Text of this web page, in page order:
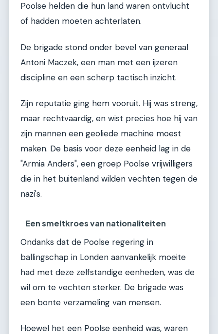
Poolse helden die hun land waren ontvlucht
of hadden moeten achterlaten.
De brigade stond onder bevel van generaal
Antoni Maczek, een man met een ijzeren
discipline en een scherp tactisch inzicht.
Zijn reputatie ging hem vooruit. Hij was streng,
maar rechtvaardig, en wist precies hoe hij van
zijn mannen een geoliede machine moest
maken. De basis voor deze eenheid lag in de
"Armia Anders", een groep Poolse vrijwilligers
die in het buitenland wilden vechten tegen de
nazi's.
Een smeltkroes van nationaliteiten
Ondanks dat de Poolse regering in
ballingschap in Londen aanvankelijk moeite
had met deze zelfstandige eenheden, was de
wil om te vechten sterker. De brigade was
een bonte verzameling van mensen.
Hoewel het een Poolse eenheid was, waren